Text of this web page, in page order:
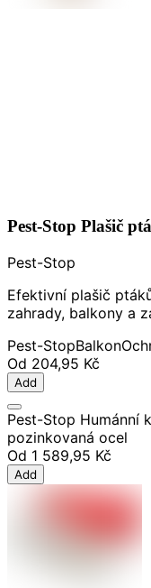
Pest-Stop Plašič
Pest-Stop
Efektivní plašič
zahrady, balkony a
Pest-StopBalkon
Od 204,95 Kč
Add
Pest-Stop Humánní
pozinkovaná ocel
Od 1 589,95 Kč
Add